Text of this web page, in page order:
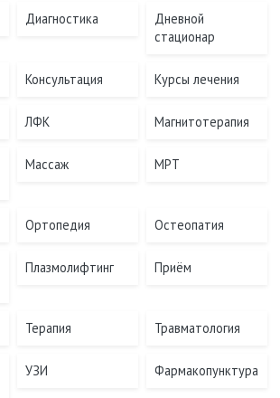
Диагностика
Дневной
стационар
Консультация Курсы лечения
ЛФК Магнитотерапия
Массаж МРТ
Ортопедия Остеопатия
Плазмолифтинг Приём
Терапия Травматология
УЗИ Фармакопунктура